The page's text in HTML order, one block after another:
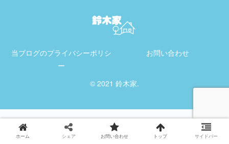
当ブログのプライバシーポリシ
ー
お問い合わせ
© 2021 鈴木家.
ホーム シェア お問い合わせ トップ サイドバー